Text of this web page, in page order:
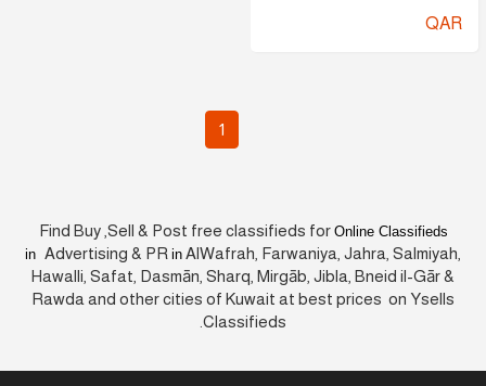
QAR
1
Find Buy ,Sell & Post free classifieds for Online Classifieds
in Advertising & PR in AlWafrah, Farwaniya, Jahra, Salmiyah,
Hawalli, Safat, Dasmān, Sharq, Mirgāb, Jibla, Bneid il-Gār &
Rawda and other cities of Kuwait at best prices on Ysells
Classifieds.